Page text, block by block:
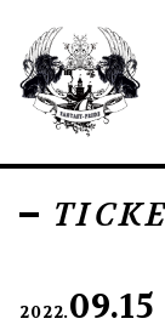
2022.09.15